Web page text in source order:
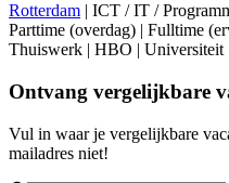
Rotterdam | ICT / IT /
Parttime (overdag) | Fulltime
Thuiswerk | HBO | Universiteit
Ontvang vergelijkbare
Vul in waar je vergelijkbare
mailadres niet!